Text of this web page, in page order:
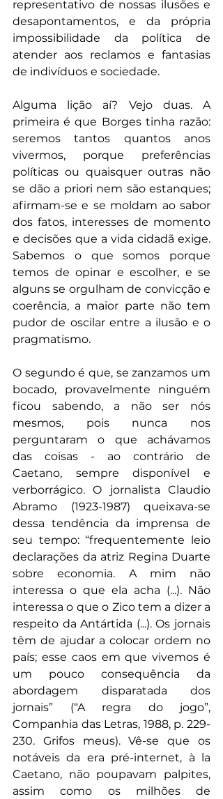
representativo de nossas ilusões e
desapontamentos, e da própria
impossibilidade da política de
atender aos reclamos e fantasias
de indivíduos e sociedade.
Alguma lição aí? Vejo duas. A
primeira é que Borges tinha razão:
seremos tantos quantos anos
vivermos, porque preferências
políticas ou quaisquer outras não
se dão a priori nem são estanques;
afirmam-se e se moldam ao sabor
dos fatos, interesses de momento
e decisões que a vida cidadã exige.
Sabemos o que somos porque
temos de opinar e escolher, e se
alguns se orgulham de convicção e
coerência, a maior parte não tem
pudor de oscilar entre a ilusão e o
pragmatismo.
O segundo é que, se zanzamos um
bocado, provavelmente ninguém
ficou sabendo, a não ser nós
mesmos, pois nunca nos
perguntaram o que achávamos
das coisas - ao contrário de
Caetano, sempre disponível e
verborrágico. O jornalista Claudio
Abramo (1923-1987) queixava-se
dessa tendência da imprensa de
seu tempo: “frequentemente leio
declarações da atriz Regina Duarte
sobre economia. A mim não
interessa o que ela acha (...). Não
interessa o que o Zico tem a dizer a
respeito da Antártida (...). Os jornais
têm de ajudar a colocar ordem no
país; esse caos em que vivemos é
um pouco consequência da
abordagem disparatada dos
jornais” (“A regra do jogo”,
Companhia das Letras, 1988, p. 229-
230. Grifos meus). Vê-se que os
notáveis da era pré-internet, à la
Caetano, não poupavam palpites,
assim como os milhões de